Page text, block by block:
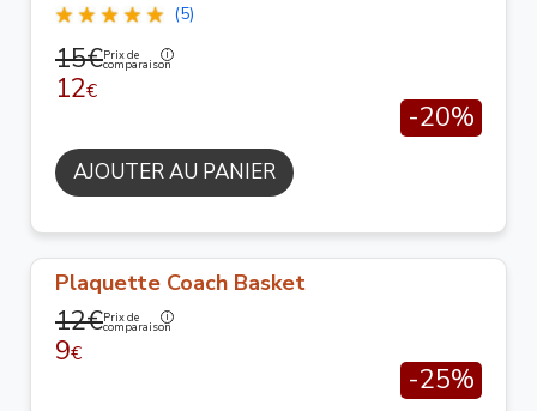
(5)
15€Prix de
comparaison
12€
-20%
AJOUTER AU PANIER
Plaquette Coach Basket
12€Prix de
comparaison
9€
-25%